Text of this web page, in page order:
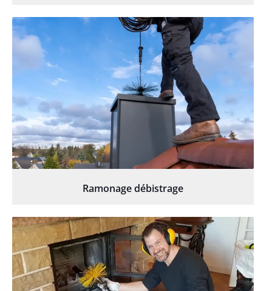
Ramonage débistrage